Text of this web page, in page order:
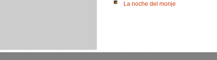
La noche del monje